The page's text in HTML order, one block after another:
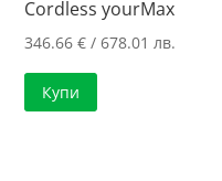
Cordless yourMax
346.66€ / 678.01 лв.
Купи